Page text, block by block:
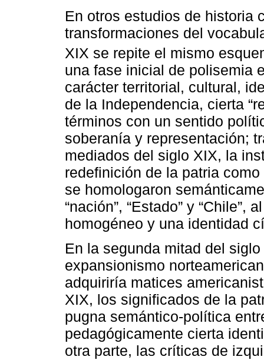
En otros estudios de historia
transformaciones del
XIX se repite el mismo
una fase inicial de polisemia
carácter territorial, cultural,
de la Independencia, cierta
términos con un sentido
soberanía y representación;
mediados del siglo XIX, la
redefinición de la patria
se homologaron
“nación”, “Estado” y
homogéneo y una identidad
En la segunda mitad del
expansionismo
adquiriría matices
XIX, los significados de la
pugna semántico-política
pedagógicamente cierta
otra parte, las críticas de